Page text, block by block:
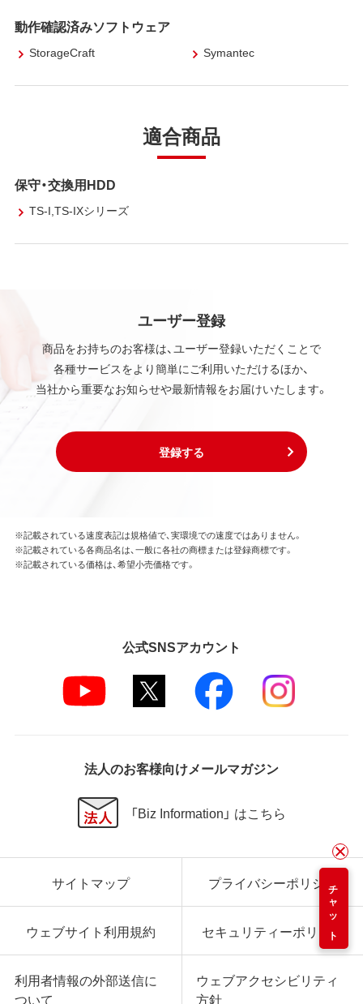
動作確認済みソフトウェア
StorageCraft Symantec
適合商品
保守・交換用HDD
TS-I,TS-IXシリーズ
ユーザー登録
商品をお持ちのお客様は、ユーザー登録いただくことで
各種サービスをより簡単にご利用いただけるほか、
当社から重要なお知らせや最新情報をお届けいたします。
登録する
チャット
※記載されている速度表記は規格値で、実環境での速度ではありません。
※記載されている各商品名は、一般に各社の商標または登録商標です。
※記載されている価格は、希望小売価格です。
公式SNSアカウント
法人のお客様向けメールマガジン
「Biz Information」 はこちら
サイトマップ プライバシーポリシー
ウェブサイト利用規約 セキュリティーポリシー
利用者情報の外部送信に
ついて
ウェブアクセシビリティ
方針